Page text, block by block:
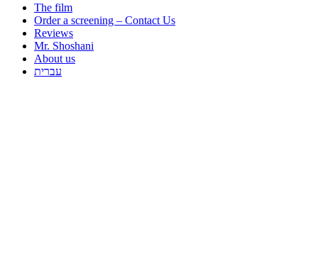
The film
Order a screening – Contact Us
Reviews
Mr. Shoshani
About us
עברית